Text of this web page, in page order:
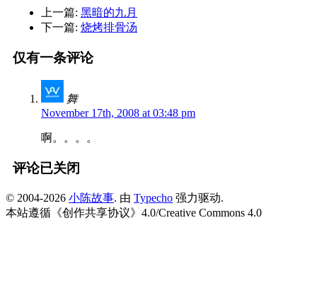
上一篇: 黑暗的九月
下一篇: 烧烤排骨汤
仅有一条评论
舞
November 17th, 2008 at 03:48 pm
啊。。。。
评论已关闭
© 2004-2026 小陈故事. 由 Typecho 强力驱动.
本站遵循《创作共享协议》4.0/Creative Commons 4.0